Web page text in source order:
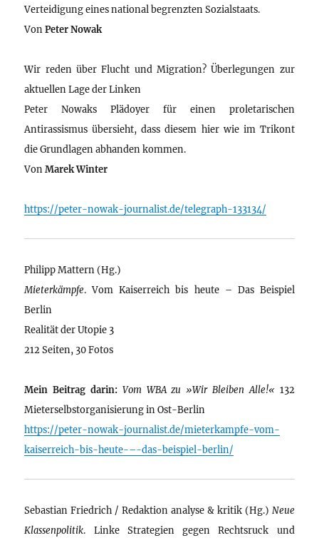
Verteidigung eines national begrenzten Sozialstaats.
VonPeter Nowak
Wir reden über Flucht und Migration? Überlegungen zur
aktuellen Lage der Linken
Peter Nowaks Plädoyer für einen proletarischen
Antirassismus übersieht, dass diesem hier wie im Trikont
die Grundlagen abhanden kommen.
VonMarek Winter
https://peter-nowak-journalist.de/telegraph-133134/
Philipp Mattern (Hg.)
Mieterkämpfe. Vom Kaiserreich bis heute – Das Beispiel
Berlin
Realität der Utopie 3
212 Seiten, 30 Fotos
Mein Beitrag darin: Vom WBA zu »Wir Bleiben Alle!« 132
Mieterselbstorganisierung in Ost-Berlin
https://peter-nowak-journalist.de/mieterkampfe-vom-
kaiserreich-bis-heute-–-das-beispiel-berlin/
Sebastian Friedrich / Redaktion analyse & kritik (Hg.) Neue
Klassenpolitik. Linke Strategien gegen Rechtsruck und